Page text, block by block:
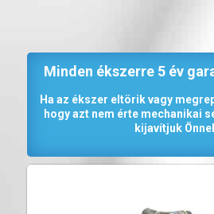
Minden ékszerre 5 év
Ha az ékszer eltörik vagy
hogy azt nem érte mechanikai
kijavítjuk